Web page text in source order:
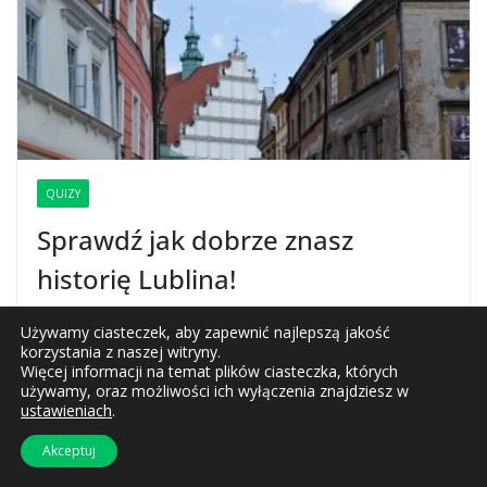
QUIZY
Sprawdź jak dobrze znasz
historię Lublina!
redakcja
LUBLIN
Używamy ciasteczek, aby zapewnić najlepszą jakość
korzystania z naszej witryny.
Więcej informacji na temat plików ciasteczka, których
używamy, oraz możliwości ich wyłączenia znajdziesz w
ustawieniach.
Akceptuj